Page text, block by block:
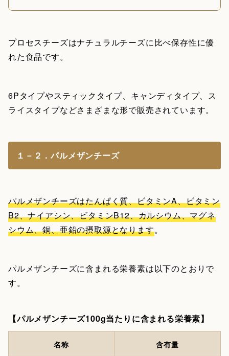
プロセスチーズはナチュラルチーズに比べ保存性に優
れた食品です。
6Pタイプやスティックタイプ、キャンディタイプ、ス
ライスタイプなどさまざまな形で販売されています。
１－２．パルメザンチーズ
パルメザンチーズはたんぱく質、ビタミンA、ビタミン
B2、ナイアシン、ビタミンB12、カルシウム、マグネ
シウム、銅、亜鉛の摂取源となります。
パルメザンチーズに含まれる栄養素は以下のとおりで
す。
【パルメザンチーズ100g当たりに含まれる栄養素】
名称 含有量